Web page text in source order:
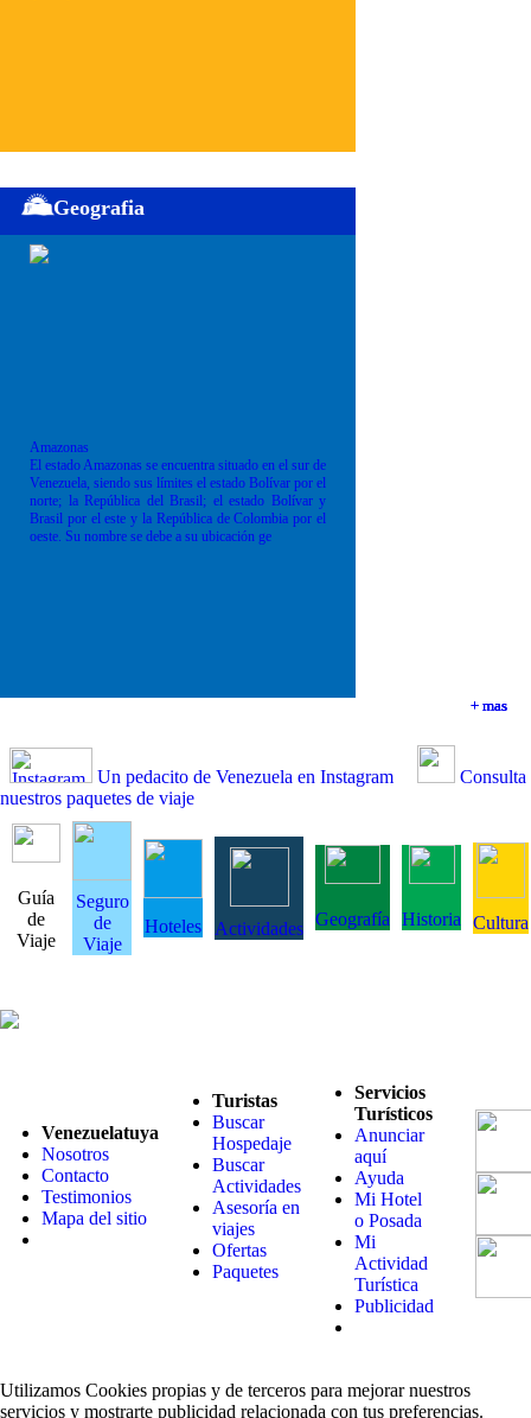
+ mas
+ mas
+ mas
Geografia
Amazonas
El estado Amazonas se encuentra situado en el sur de
Venezuela, siendo sus límites el estado Bolívar por el
norte; la República del Brasil; el estado Bolívar y
Brasil por el este y la República de Colombia por el
oeste. Su nombre se debe a su ubicación ge
+ mas
Un pedacito de Venezuela en Instagram
Consulta
nuestros paquetes de viaje
Guía
de
Viaje
Seguro
de
Viaje
Hoteles Actividades Geografía Historia Cultura
Venezuelatuya
Nosotros
Contacto
Testimonios
Mapa del sitio
Turistas
Buscar
Hospedaje
Buscar
Actividades
Asesoría en
viajes
Ofertas
Paquetes
Servicios
Turísticos
Anunciar
aquí
Ayuda
Mi Hotel
o Posada
Mi
Actividad
Turística
Publicidad
Utilizamos Cookies propias y de terceros para mejorar nuestros
servicios y mostrarte publicidad relacionada con tus preferencias.